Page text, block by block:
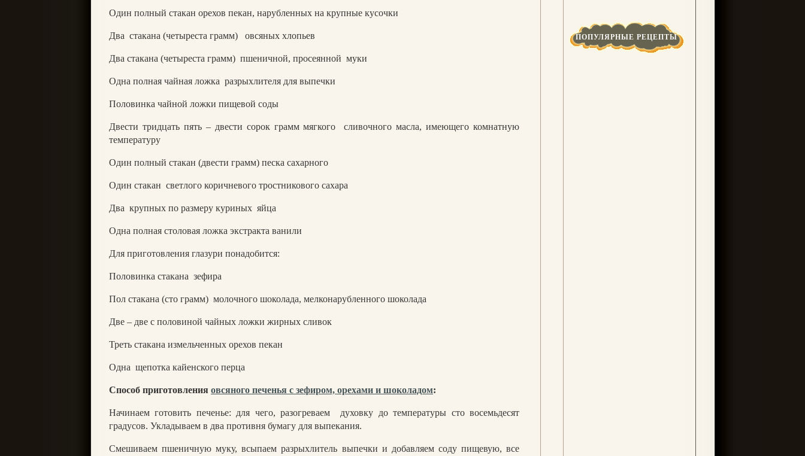
Один полный стакан орехов пекан, нарубленных на крупные кусочки
Два стакана (четыреста грамм) овсяных хлопьев
Два стакана (четыреста грамм) пшеничной, просеянной муки
Одна полная чайная ложка разрыхлителя для выпечки
Половинка чайной ложки пищевой соды
Двести тридцать пять – двести сорок грамм мягкого
сливочного масла, имеющего комнатную
температуру
Один полный стакан (двести грамм) песка сахарного
Один стакан светлого коричневого тростникового сахара
Два крупных по размеру куриных яйца
Одна полная столовая ложка экстракта ванили
Для приготовления глазури понадобится:
Половинка стакана зефира
Пол стакана (сто грамм) молочного шоколада, мелконарубленного шоколада
Две – две с половиной чайных ложки жирных сливок
Треть стакана измельченных орехов пекан
Одна щепотка кайенского перца
Способ приготовления овсяного печенья с зефиром, орехами и шоколадом:
Начинаем готовить печенье: для чего, разогреваем
духовку до температуры сто восемьдесят
градусов. Укладываем в два противня бумагу для выпекания.
Смешиваем пшеничную муку, всыпаем разрыхлитель выпечки и добавляем соду пищевую, все
ПОПУЛЯРНЫЕ РЕЦЕПТЫ